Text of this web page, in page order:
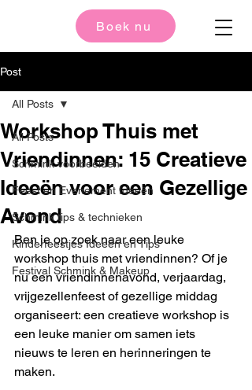
Boek nu
Post
All Posts
Schmink voorbeelden
Feest en Evenement Ideeën
Schmink tips & technieken
Kinderfeestjes Ideeën en Tips
Festival Schmink & Makeup
All Posts
Workshop Thuis met
Vriendinnen: 15 Creatieve
Ideeën voor een Gezellige
Avond
Ben je op zoek naar een leuke
workshop thuis met vriendinnen? Of je
nu een vriendinnenavond, verjaardag,
vrijgezellenfeest of gezellige middag
organiseert: een creatieve workshop is
een leuke manier om samen iets
nieuws te leren en herinneringen te
maken.